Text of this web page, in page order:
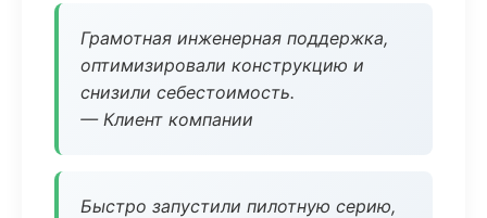
Грамотная инженерная поддержка,
оптимизировали конструкцию и
снизили себестоимость.
— Клиент компании
Быстро запустили пилотную серию,